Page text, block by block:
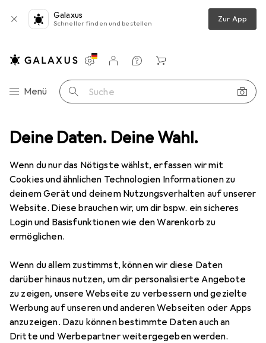
Deine Daten. Deine Wahl.
Wenn du nur das Nötigste wählst, erfassen wir mit
Cookies und ähnlichen Technologien Informationen zu
deinem Gerät und deinem Nutzungsverhalten auf unserer
Website. Diese brauchen wir, um dir bspw. ein sicheres
Login und Basisfunktionen wie den Warenkorb zu
ermöglichen.
Wenn du allem zustimmst, können wir diese Daten
darüber hinaus nutzen, um dir personalisierte Angebote
zu zeigen, unsere Webseite zu verbessern und gezielte
Werbung auf unseren und anderen Webseiten oder Apps
anzuzeigen. Dazu können bestimmte Daten auch an
Dritte und Werbepartner weitergegeben werden.
Galaxus
Schneller finden und bestellen Zur App
Navigation nach Kategorien
Menü Suche
Einstellungen
Kundenkonto
Vergleichslisten
Merklisten
Warenkorb
Peripherie Drucker + Scanner Drucken
Druckerpatrone· Tintenpatrone
Produkte Forum